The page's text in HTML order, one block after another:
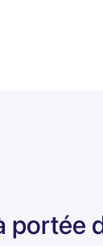
portée